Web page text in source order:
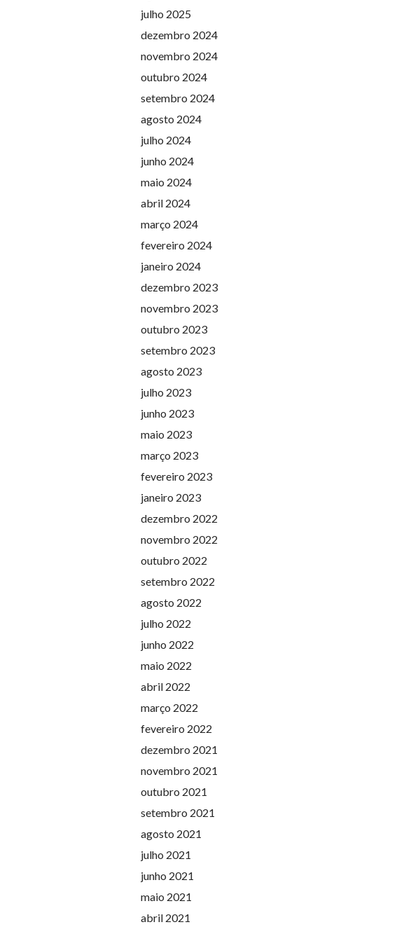
julho 2025
dezembro 2024
novembro 2024
outubro 2024
setembro 2024
agosto 2024
julho 2024
junho 2024
maio 2024
abril 2024
março 2024
fevereiro 2024
janeiro 2024
dezembro 2023
novembro 2023
outubro 2023
setembro 2023
agosto 2023
julho 2023
junho 2023
maio 2023
março 2023
fevereiro 2023
janeiro 2023
dezembro 2022
novembro 2022
outubro 2022
setembro 2022
agosto 2022
julho 2022
junho 2022
maio 2022
abril 2022
março 2022
fevereiro 2022
dezembro 2021
novembro 2021
outubro 2021
setembro 2021
agosto 2021
julho 2021
junho 2021
maio 2021
abril 2021